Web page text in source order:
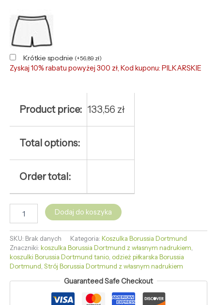
Krótkie spodnie (+56,89 zł)
Zyskaj 10% rabatu powyżej 300 zł, Kod kuponu: PILKARSKIE
Product price: 133,56 zł
Total options:
Order total:
Dodaj do koszyka
SKU: Brak danych Kategoria: Koszulka Borussia Dortmund
Znaczniki: koszulka Borussia Dortmund z własnym nadrukiem,
koszulki Borussia Dortmund tanio, odzież piłkarska Borussia
Dortmund, Strój Borussia Dortmund z własnym nadrukiem
Guaranteed Safe Checkout